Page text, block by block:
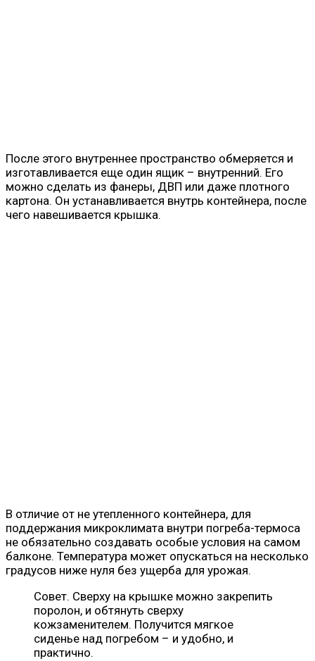
После этого внутреннее пространство обмеряется и
изготавливается еще один ящик – внутренний. Его
можно сделать из фанеры, ДВП или даже плотного
картона. Он устанавливается внутрь контейнера, после
чего навешивается крышка.
В отличие от не утепленного контейнера, для
поддержания микроклимата внутри погреба-термоса
не обязательно создавать особые условия на самом
балконе. Температура может опускаться на несколько
градусов ниже нуля без ущерба для урожая.
Совет. Сверху на крышке можно закрепить
поролон, и обтянуть сверху
кожзаменителем. Получится мягкое
сиденье над погребом – и удобно, и
практично.